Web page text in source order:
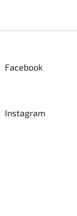
Facebook
Instagram